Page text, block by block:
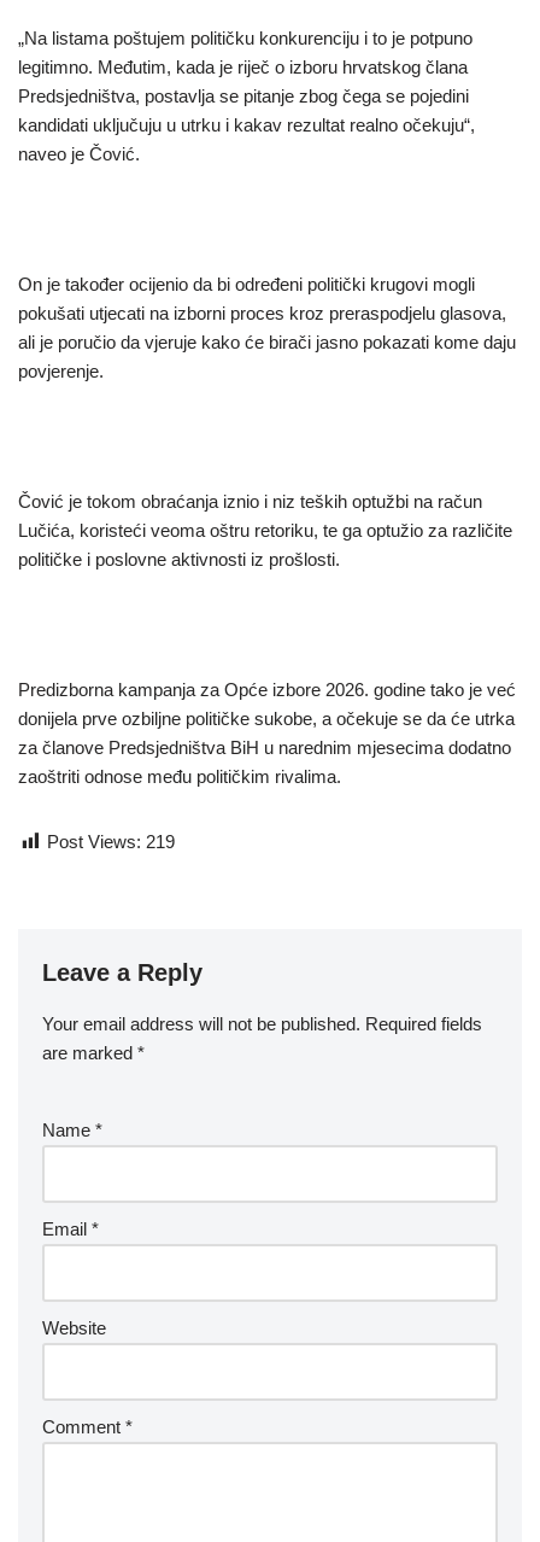
„Na listama poštujem političku konkurenciju i to je potpuno
legitimno. Međutim, kada je riječ o izboru hrvatskog člana
Predsjedništva, postavlja se pitanje zbog čega se pojedini
kandidati uključuju u utrku i kakav rezultat realno očekuju“,
naveo je Čović.
On je također ocijenio da bi određeni politički krugovi mogli
pokušati utjecati na izborni proces kroz preraspodjelu glasova,
ali je poručio da vjeruje kako će birači jasno pokazati kome daju
povjerenje.
Čović je tokom obraćanja iznio i niz teških optužbi na račun
Lučića, koristeći veoma oštru retoriku, te ga optužio za različite
političke i poslovne aktivnosti iz prošlosti.
Predizborna kampanja za Opće izbore 2026. godine tako je već
donijela prve ozbiljne političke sukobe, a očekuje se da će utrka
za članove Predsjedništva BiH u narednim mjesecima dodatno
zaoštriti odnose među političkim rivalima.
Post Views: 219
Leave a Reply
Your email address will not be published. Required fields
are marked *
Name *
Email *
Website
Comment *